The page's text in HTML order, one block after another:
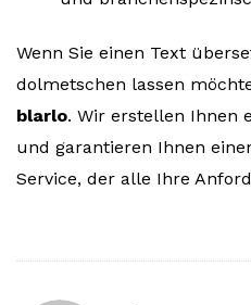
Wenn Sie einen Text
dolmetschen lassen
blarlo. Wir erstellen Ihnen
und garantieren Ihnen
Service, der alle Ihre